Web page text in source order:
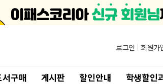
로그인 | 회원가
서구매 게시판 할인안내 학생할인